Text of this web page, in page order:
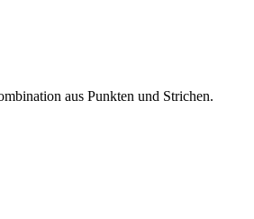
aus Punkten und Strichen.